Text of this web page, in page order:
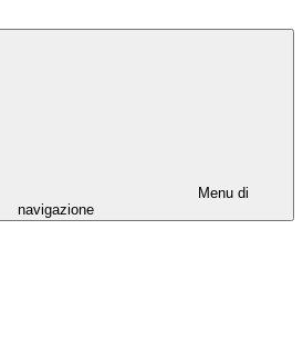
Menu di
navigazione